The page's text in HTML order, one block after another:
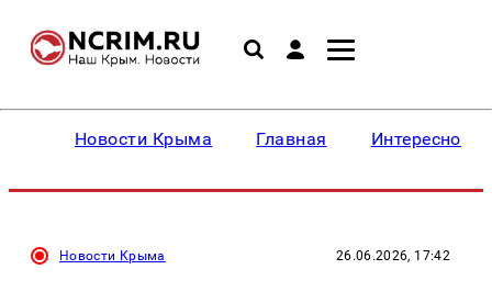
Новости Крыма Главная Интересное
Новости Крыма 26.06.2026, 17:42